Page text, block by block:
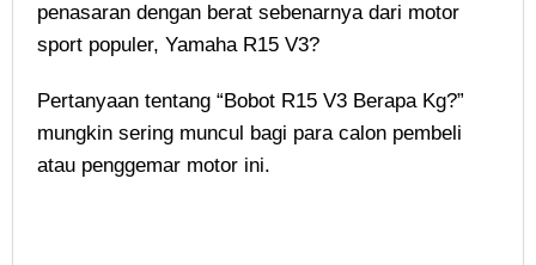
penasaran dengan berat sebenarnya dari motor
sport populer, Yamaha R15 V3?
Pertanyaan tentang “Bobot R15 V3 Berapa Kg?”
mungkin sering muncul bagi para calon pembeli
atau penggemar motor ini.